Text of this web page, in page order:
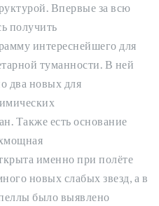
Впервые за всю
получить
интереснейшего для
туманности. В ней
два новых для
Также есть основание
именно при полёте
новых слабых звезд, а в
было выявлено